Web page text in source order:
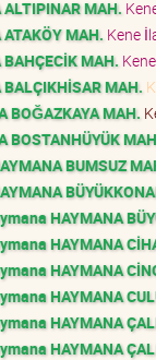
MAH.
MAH. Kene
MAH.
MAH.
BOĞAZKAYA MAH.
BOSTANHÜYÜK
BUMSUZ
HAYMANA
HAYMANA
HAYMANA
HAYMANA
HAYMANA
HAYMANA